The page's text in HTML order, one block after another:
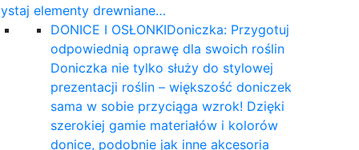
elementy drewniane…
DONICE I OSŁONKIDoniczka: Przygotuj
odpowiednią oprawę dla swoich roślin
Doniczka nie tylko służy do stylowej
prezentacji roślin – większość doniczek
sama w sobie przyciąga wzrok! Dzięki
szerokiej gamie materiałów i kolorów
donice, podobnie jak inne akcesoria